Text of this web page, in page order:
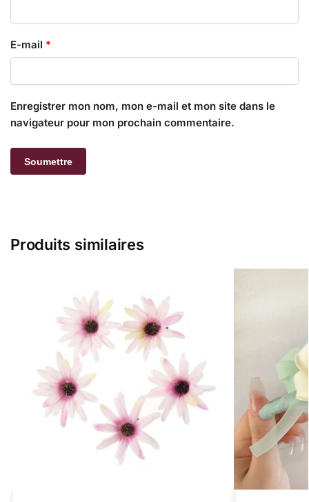
E-mail *
Enregistrer mon nom, mon e-mail et mon site dans le
navigateur pour mon prochain commentaire.
Produits similaires